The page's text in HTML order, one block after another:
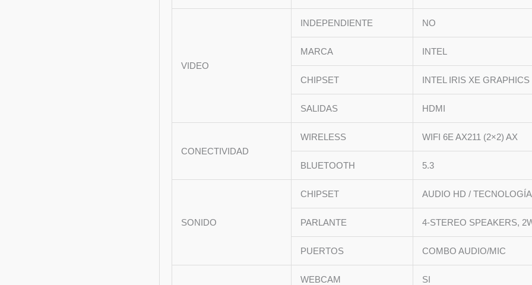
VIDEO
INDEPENDIENTE NO
MARCA INTEL
CHIPSET INTEL IRIS XE GRAPHICS
SALIDAS HDMI
CONECTIVIDAD
WIRELESS WIFI 6E AX211 (2×2) AX
BLUETOOTH 5.3
SONIDO
CHIPSET AUDIO HD /
PARLANTE 4-STEREO SPEAKERS,
PUERTOS COMBO AUDIO/MIC
WEBCAM SI